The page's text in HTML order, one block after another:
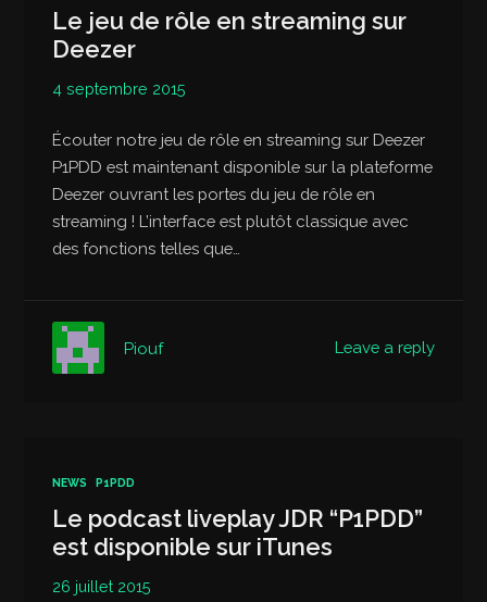
Le jeu de rôle en streaming sur
Deezer
4 septembre 2015
Écouter notre jeu de rôle en streaming sur Deezer
P1PDD est maintenant disponible sur la plateforme
Deezer ouvrant les portes du jeu de rôle en
streaming ! L’interface est plutôt classique avec
des fonctions telles que…
Leave a reply
Piouf
NEWS P1PDD
Le podcast liveplay JDR “P1PDD”
est disponible sur iTunes
26 juillet 2015